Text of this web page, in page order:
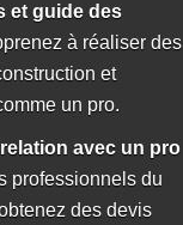
et guide des
à réaliser des
et
un pro.
avec un pro
professionnels du
des devis